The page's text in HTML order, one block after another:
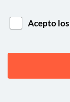
Acepto los